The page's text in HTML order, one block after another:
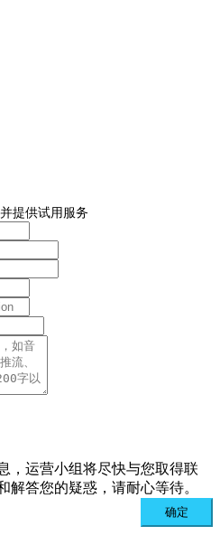
提供试用服务
，运营小组将尽快与您取得联
解答您的疑惑，请耐心等待。
确定